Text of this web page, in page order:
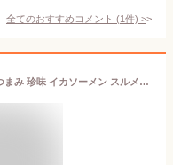
全てのおすすめコメント (1件) >
いかそうめん 1kg 大容量 するめ おつまみ 珍味 イカソーメン スルメソーメン おやつ つまみ するめそうめん スルメ 晩酌 ビール 焼酎 お酒 日本酒 家飲み 宅飲み グルメ 酒の肴 いか イカ 乾物 ポイント消化 子供 こども 海鮮 送料無料 ギフト 父の日